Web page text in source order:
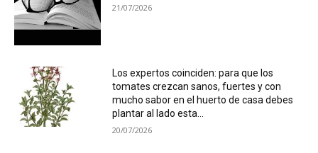
21/07/2026
Los expertos coinciden: para que los
tomates crezcan sanos, fuertes y con
mucho sabor en el huerto de casa debes
plantar al lado esta...
20/07/2026